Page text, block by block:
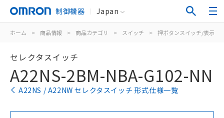
制御機器 Japan
ホーム > 商品情報 > 商品カテゴリ > スイッチ > 押ボタンスイッチ/表示灯
セレクタスイッチ
A22NS-2BM-NBA-G102-NN
A22NS / A22NW セレクタスイッチ 形式仕様一覧